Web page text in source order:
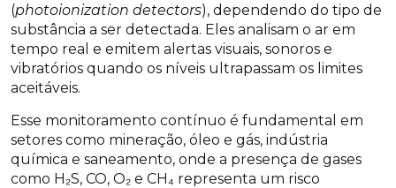
(photoionization detectors), dependendo do tipo de
substância a ser detectada. Eles analisam o ar em
tempo real e emitem alertas visuais, sonoros e
vibratórios quando os níveis ultrapassam os limites
aceitáveis.
Esse monitoramento contínuo é fundamental em
setores como mineração, óleo e gás, indústria
química e saneamento, onde a presença de gases
como H₂S, CO, O₂ e CH₄ representa um risco